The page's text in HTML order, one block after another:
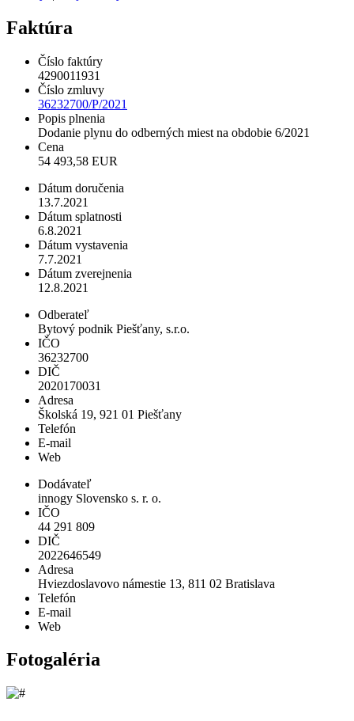
Faktúra
Číslo faktúry
4290011931
Číslo zmluvy
36232700/P/2021
Popis plnenia
Dodanie plynu do odberných miest na obdobie 6/2021
Cena
54 493,58 EUR
Dátum doručenia
13.7.2021
Dátum splatnosti
6.8.2021
Dátum vystavenia
7.7.2021
Dátum zverejnenia
12.8.2021
Odberateľ
Bytový podnik Piešťany, s.r.o.
IČO
36232700
DIČ
2020170031
Adresa
Školská 19, 921 01 Piešťany
Telefón
E-mail
Web
Dodávateľ
innogy Slovensko s. r. o.
IČO
44 291 809
DIČ
2022646549
Adresa
Hviezdoslavovo námestie 13, 811 02 Bratislava
Telefón
E-mail
Web
Fotogaléria